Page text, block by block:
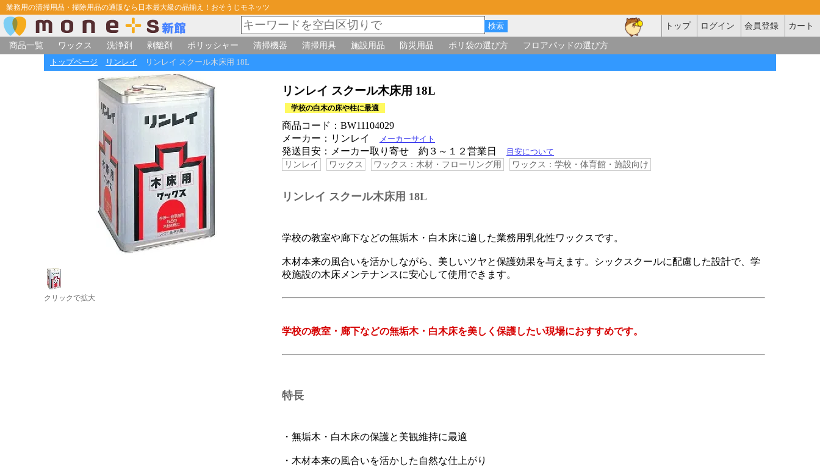
業務用の清掃用品・掃除用品の通販なら日本最大級の品揃え！おそうじモネッツ
トップ ログイン 会員登録
カート
商品一覧
ワックス 洗浄剤 剥離剤 ポリッシャー 清掃機器 清掃用具 施設用品 防災用品 ポリ袋の選び方 フロアパッドの選び方
トップページ リンレイ リンレイ スクール木床用 18L
クリックで拡大
リンレイ スクール木床用 18L
学校の白木の床や柱に最適
商品コード：BW11104029
メーカー：リンレイ
メーカーサイト
発送目安：メーカー取り寄せ 約３～１２営業日 目安について
リンレイ ワックス ワックス：木材・フローリング用 ワックス：学校・体育館・施設向け
リンレイ スクール木床用 18L
学校の教室や廊下などの無垢木・白木床に適した業務用乳化性ワックスです。
木材本来の風合いを活かしながら、美しいツヤと保護効果を与えます。シックスクールに配慮した設計で、学
校施設の木床メンテナンスに安心して使用できます。
学校の教室・廊下などの無垢木・白木床を美しく保護したい現場におすすめです。
特長
・無垢木・白木床の保護と美観維持に最適
・木材本来の風合いを活かした自然な仕上がり